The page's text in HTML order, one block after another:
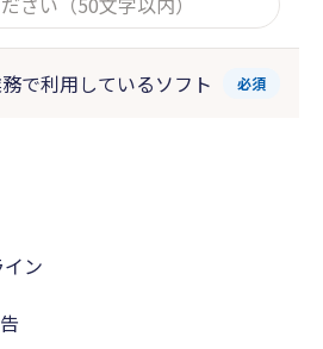
で利用しているソフト 必須
ン